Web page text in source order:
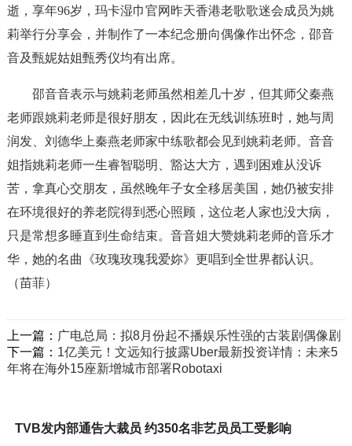
逝，享年96岁，玛卡湿巾官网昨天香港老歌歌迷会成员为姚
莉举行分享会，并制作了一本纪念册向偶像作出怀念，邵音
音及甄妮姑姐甄秀仪均有出席。
邵音音表示与姚莉老师虽然相差几十岁，但其师父秦燕
老师跟姚莉老师是很好朋友，因此在无线训练班时，她与周
润发、刘德华上秦燕老师家中练歌都会见到姚莉老师。音音
姐指姚莉老师一生睿智聪明、豁达大方，遇到困难从没诉
苦，拿真心交朋友，虽然晚年子女全移居美国，她仍被安排
在环境很好的养老院得到悉心照顾，这位老人家也没大病，
只是常想多睡直到生命结束。音音姐大赞姚莉老师的音乐才
华，她的名曲《玫瑰玫瑰我爱妳》更唱到全世界都认识。
（苗菲）
上一篇： 广电总局：拟8月份起不播娱乐性强的古装剧偶像剧
下一篇： 1亿美元！文远知行披露Uber最新投资详情：未来5
年将在海外15座新增城市部署Robotaxi
TVB发内部通告大裁员 约350名非艺员员工受影响